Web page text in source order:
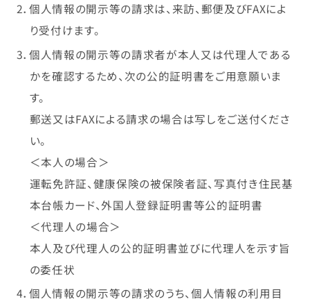
2．個人情報の開示等の請求は、来訪、郵便及びFAXによ
り受付けます。
3．個人情報の開示等の請求者が本人又は代理人である
かを確認するため、次の公的証明書をご用意願いま
す。
郵送又はFAXによる請求の場合は写しをご送付くださ
い。
＜本人の場合＞
運転免許証、健康保険の被保険者証、写真付き住民基
本台帳カード、外国人登録証明書等公的証明書
＜代理人の場合＞
本人及び代理人の公的証明書並びに代理人を示す旨
の委任状
4．個人情報の開示等の請求のうち、個人情報の利用目